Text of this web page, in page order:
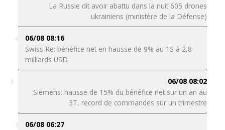
La Russie dit avoir abattu dans la nuit 605 drones
ukrainiens (ministère de la Défense)
06/08 08:16
Swiss Re: bénéfice net en hausse de 9% au 1S à 2,8
milliards USD
06/08 08:02
Siemens: hausse de 15% du bénéfice net sur un an au
3T, record de commandes sur un trimestre
06/08 06:27